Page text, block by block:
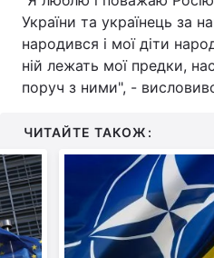
Контакти
Послуги
України та українець за
народився і мої діти
ній лежать мої предки,
поруч з ними", -
ЧИТАЙТЕ ТАКОЖ: